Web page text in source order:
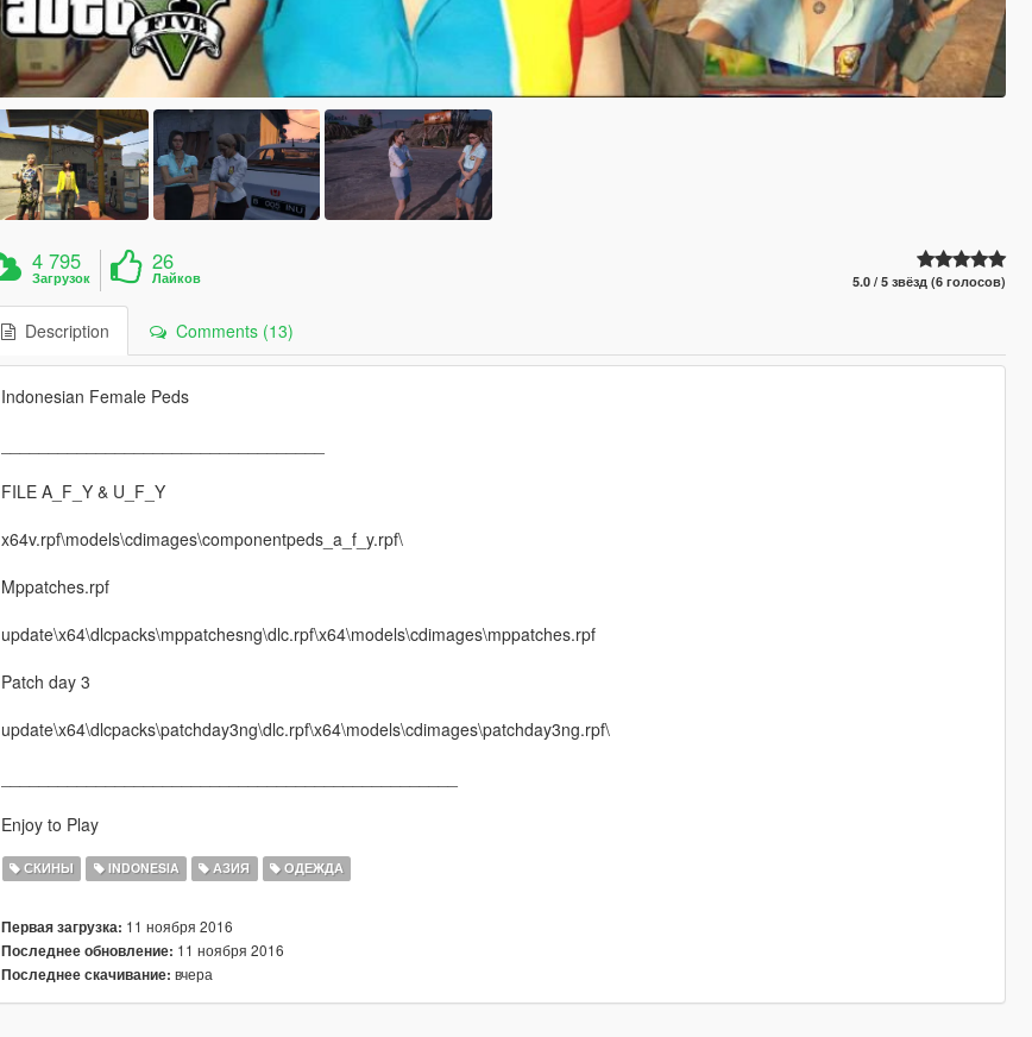
4 795
Загрузок
26
Лайков 5.0 / 5 звёзд (6 голосов)
Description Comments (13)
Indonesian Female Peds
FILE A_F_Y & U_F_Y
x64v.rpf\models\cdimages\componentpeds_a_f_y.rpf\
Mppatches.rpf
update\x64\dlcpacks\mppatchesng\dlc.rpf\x64\models\cdimages\mppatches.rpf
Patch day 3
update\x64\dlcpacks\patchday3ng\dlc.rpf\x64\models\cdimages\patchday3ng.rpf\
Enjoy to Play
СКИНЫ INDONESIA АЗИЯ ОДЕЖДА
Первая загрузка: 11 ноября 2016
Последнее обновление: 11 ноября 2016
Последнее скачивание: вчера